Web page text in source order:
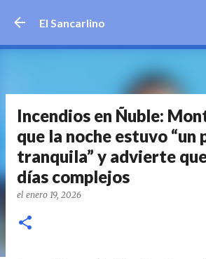
El Sancarlino
Incendios en Ñuble:
que la noche estuvo “un
tranquila” y advierte
días complejos
el enero 19, 2026